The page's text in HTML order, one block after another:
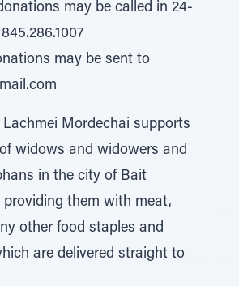
may be called in 24-
may be sent to
Lachmei Mordechai supports
widows and widowers and
in the city of Bait
providing them with meat,
other food staples and
are delivered straight to